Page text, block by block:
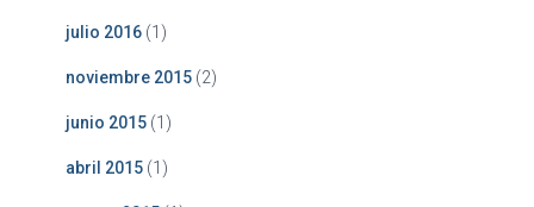
julio 2016 (1)
noviembre 2015 (2)
junio 2015 (1)
abril 2015 (1)